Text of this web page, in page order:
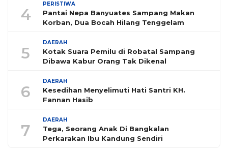
4
PERISTIWA
Pantai Nepa Banyuates Sampang Makan
Korban, Dua Bocah Hilang Tenggelam
5
DAERAH
Kotak Suara Pemilu di Robatal Sampang
Dibawa Kabur Orang Tak Dikenal
6
DAERAH
Kesedihan Menyelimuti Hati Santri KH.
Fannan Hasib
7
DAERAH
Tega, Seorang Anak Di Bangkalan
Perkarakan Ibu Kandung Sendiri